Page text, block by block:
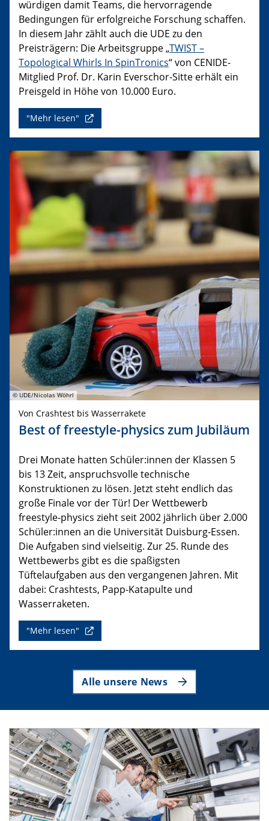
würdigen damit Teams, die hervorragende
Bedingungen für erfolgreiche Forschung schaffen.
In diesem Jahr zählt auch die UDE zu den
Preisträgern: Die Arbeitsgruppe „TWIST –
Topological Whirls In SpinTronics“ von CENIDE-
Mitglied Prof. Dr. Karin Everschor-Sitte erhält ein
Preisgeld in Höhe von 10.000 Euro.
"Mehr lesen"
© UDE/Nicolas Wöhrl
Von Crashtest bis Wasserrakete
Best of freestyle-physics zum Jubiläum
Drei Monate hatten Schüler:innen der Klassen 5
bis 13 Zeit, anspruchsvolle technische
Konstruktionen zu lösen. Jetzt steht endlich das
große Finale vor der Tür! Der Wettbewerb
freestyle-physics zieht seit 2002 jährlich über 2.000
Schüler:innen an die Universität Duisburg-Essen.
Die Aufgaben sind vielseitig. Zur 25. Runde des
Wettbewerbs gibt es die spaßigsten
Tüftelaufgaben aus den vergangenen Jahren. Mit
dabei: Crashtests, Papp-Katapulte und
Wasserraketen.
"Mehr lesen"
Alle unsere News